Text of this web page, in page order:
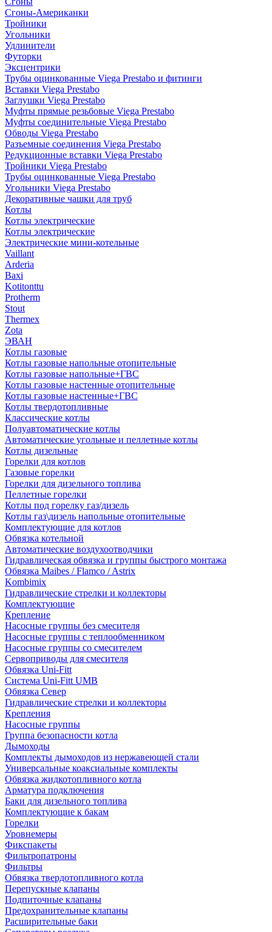
Сгоны-Американки
Тройники
Угольники
Удлинители
Футорки
Эксцентрики
Трубы оцинкованные Viega Prestabo и фитинги
Вставки Viega Prestabo
Заглушки Viega Prestabo
Муфты прямые резьбовые Viega Prestabo
Муфты соединительные Viega Prestabo
Обводы Viega Prestabo
Разъемные соединения Viega Prestabo
Редукционные вставки Viega Prestabo
Тройники Viega Prestabo
Трубы оцинкованные Viega Prestabo
Угольники Viega Prestabo
Декоративные чашки для труб
Котлы
Котлы электрические
Котлы электрические
Электрические мини-котельные
Vaillant
Arderia
Baxi
Kotitonttu
Protherm
Stout
Thermex
Zota
ЭВАН
Котлы газовые
Котлы газовые напольные отопительные
Котлы газовые напольные+ГВС
Котлы газовые настенные отопительные
Котлы газовые настенные+ГВС
Котлы твердотопливные
Классические котлы
Полуавтоматические котлы
Автоматические угольные и пеллетные котлы
Котлы дизельные
Горелки для котлов
Газовые горелки
Горелки для дизельного топлива
Пеллетные горелки
Котлы под горелку газ/дизель
Котлы газ\дизель напольные отопительные
Комплектующие для котлов
Обвязка котельной
Автоматические воздухоотводчики
Гидравлическая обвязка и группы быстрого монтажа
Обвязка Maibes / Flamco / Astrix
Kombimix
Гидравлические стрелки и коллекторы
Комплектующие
Крепление
Насосные группы без смесителя
Насосные группы с теплообменником
Насосные группы со смесителем
Сервоприводы для смесителя
Обвязка Uni-Fitt
Система Uni-Fitt UMB
Обвязка Север
Гидравлические стрелки и коллекторы
Крепления
Насосные группы
Группа безопасности котла
Дымоходы
Комплекты дымоходов из нержавеющей стали
Универсальные коаксиальные комплекты
Обвязка жидкотопливного котла
Арматура подключения
Баки для дизельного топлива
Комплектующие к бакам
Горелки
Уровнемеры
Фикспакеты
Фильтропатроны
Фильтры
Обвязка твердотопливного котла
Перепускные клапаны
Подпиточные клапаны
Предохранительные клапаны
Расширительные баки